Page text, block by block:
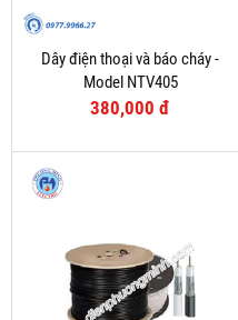
Dây điện thoại và báo cháy -
Model NTV405
380,000 đ